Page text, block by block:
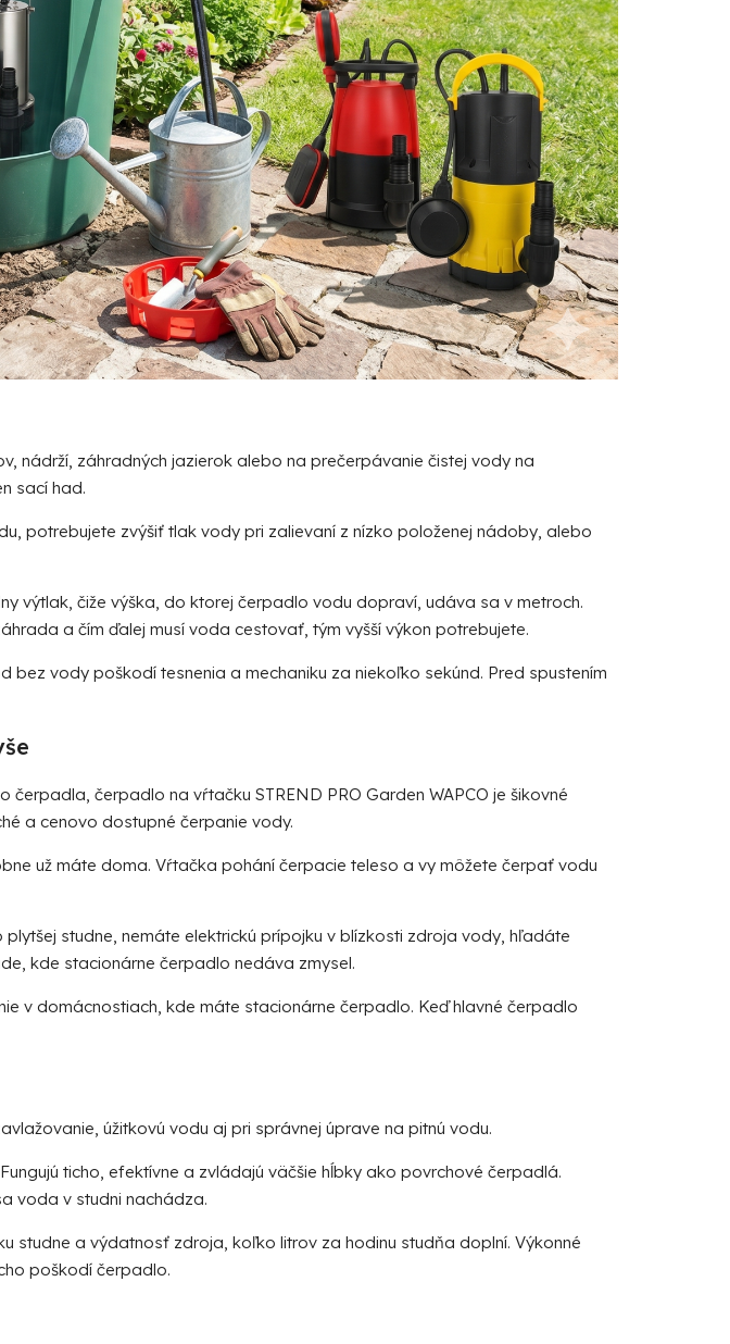
nádrží, záhradných jazierok alebo na prečerpávanie čistej vody na
sací had.
potrebujete zvýšiť tlak vody pri zalievaní z nízko položenej nádoby, alebo
výtlak, čiže výška, do ktorej čerpadlo vodu dopraví, udáva sa v metroch.
a čím ďalej musí voda cestovať, tým vyšší výkon potrebujete.
bez vody poškodí tesnenia a mechaniku za niekoľko sekúnd. Pred spustením
čerpadla, čerpadlo na vŕtačku STREND PRO Garden WAPCO je šikovné
a cenovo dostupné čerpanie vody.
už máte doma. Vŕtačka pohání čerpacie teleso a vy môžete čerpať vodu
studne, nemáte elektrickú prípojku v blízkosti zdroja vody, hľadáte
kde stacionárne čerpadlo nedáva zmysel.
v domácnostiach, kde máte stacionárne čerpadlo. Keď hlavné čerpadlo
úžitkovú vodu aj pri správnej úprave na pitnú vodu.
ticho, efektívne a zvládajú väčšie hĺbky ako povrchové čerpadlá.
voda v studni nachádza.
studne a výdatnosť zdroja, koľko litrov za hodinu studňa doplní. Výkonné
poškodí čerpadlo.